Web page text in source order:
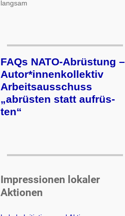
langsam
FAQs NATO-Abrüstung –
Autor*innenkollektiv
Arbeits­aus­schuss
„ab­rüs­ten statt auf­rüs­
ten“
Impressionen lokaler
Aktionen